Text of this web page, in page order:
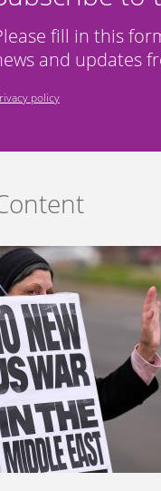
fill in this
and updates
policy